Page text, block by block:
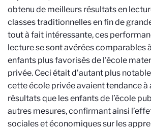
obtenu de meilleurs résultats en
classes traditionnelles en fin de
tout à fait intéressante, ces
lecture se sont avérées comparables
enfants plus favorisés de l'école
privée. Ceci était d’autant plus
cette école privée avaient tendance à
résultats que les enfants de l’école
autres mesures, confirmant ainsi
sociales et économiques sur les